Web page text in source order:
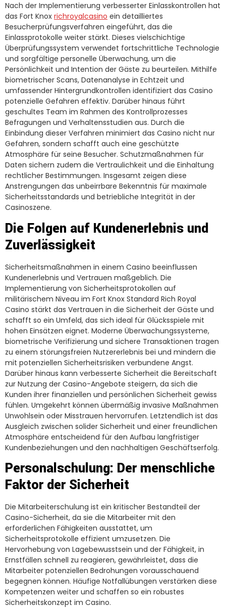
Nach der Implementierung verbesserter Einlasskontrollen hat
das Fort Knox richroyalcasino ein detailliertes
Besucherprüfungsverfahren eingeführt, das die
Einlassprotokolle weiter stärkt. Dieses vielschichtige
Überprüfungssystem verwendet fortschrittliche Technologie
und sorgfältige personelle Überwachung, um die
Persönlichkeit und Intention der Gäste zu beurteilen. Mithilfe
biometrischer Scans, Datenanalyse in Echtzeit und
umfassender Hintergrundkontrollen identifiziert das Casino
potenzielle Gefahren effektiv. Darüber hinaus führt
geschultes Team im Rahmen des Kontrollprozesses
Befragungen und Verhaltensstudien aus. Durch die
Einbindung dieser Verfahren minimiert das Casino nicht nur
Gefahren, sondern schafft auch eine geschützte
Atmosphäre für seine Besucher. Schutzmaßnahmen für
Daten sichern zudem die Vertraulichkeit und die Einhaltung
rechtlicher Bestimmungen. Insgesamt zeigen diese
Anstrengungen das unbeirrbare Bekenntnis für maximale
Sicherheitsstandards und betriebliche Integrität in der
Casinoszene.
Die Folgen auf Kundenerlebnis und
Zuverlässigkeit
Sicherheitsmaßnahmen in einem Casino beeinflussen
Kundenerlebnis und Vertrauen maßgeblich. Die
Implementierung von Sicherheitsprotokollen auf
militärischem Niveau im Fort Knox Standard Rich Royal
Casino stärkt das Vertrauen in die Sicherheit der Gäste und
schafft so ein Umfeld, das sich ideal für Glücksspiele mit
hohen Einsätzen eignet. Moderne Überwachungssysteme,
biometrische Verifizierung und sichere Transaktionen tragen
zu einem störungsfreien Nutzererlebnis bei und mindern die
mit potenziellen Sicherheitsrisiken verbundene Angst.
Darüber hinaus kann verbesserte Sicherheit die Bereitschaft
zur Nutzung der Casino-Angebote steigern, da sich die
Kunden ihrer finanziellen und persönlichen Sicherheit gewiss
fühlen. Umgekehrt können übermäßig invasive Maßnahmen
Unwohlsein oder Misstrauen hervorrufen. Letztendlich ist das
Ausgleich zwischen solider Sicherheit und einer freundlichen
Atmosphäre entscheidend für den Aufbau langfristiger
Kundenbeziehungen und den nachhaltigen Geschäftserfolg.
Personalschulung: Der menschliche
Faktor der Sicherheit
Die Mitarbeiterschulung ist ein kritischer Bestandteil der
Casino-Sicherheit, da sie die Mitarbeiter mit den
erforderlichen Fähigkeiten ausstattet, um
Sicherheitsprotokolle effizient umzusetzen. Die
Hervorhebung von Lagebewusstsein und der Fähigkeit, in
Ernstfällen schnell zu reagieren, gewährleistet, dass die
Mitarbeiter potenziellen Bedrohungen vorausschauend
begegnen können. Häufige Notfallübungen verstärken diese
Kompetenzen weiter und schaffen so ein robustes
Sicherheitskonzept im Casino.